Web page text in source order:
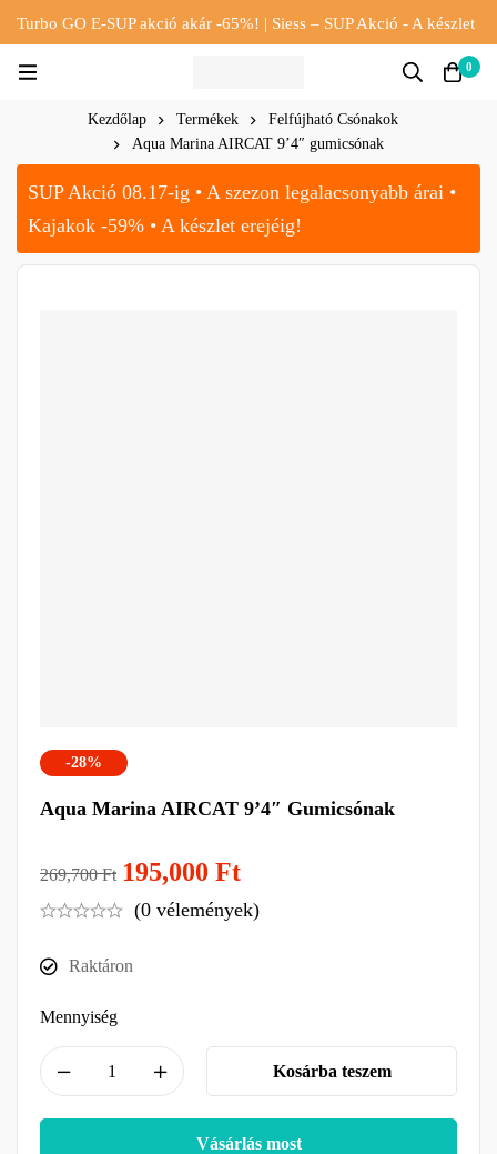
Turbo GO E-SUP akció akár -65%! | Siess – SUP Akció - A készlet
0
Kezdőlap Termékek
Felfújható Csónakok
Aqua Marina AIRCAT 9’4″ gumicsónak
SUP Akció 08.17-ig • A szezon legalacsonyabb árai •
Kajakok -59% • A készlet erejéig!
-28%
Aqua Marina AIRCAT 9’4″ Gumicsónak
269,700Ft 195,000 Ft
(0 vélemények)
Raktáron
Mennyiség
Kosárba teszem
Vásárlás most